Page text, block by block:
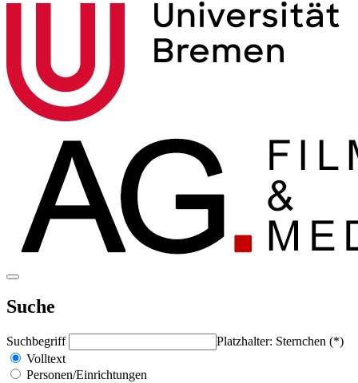
Suche
Suchbegriff
Platzhalter: Sternchen (*)
Volltext
Personen/Einrichtungen